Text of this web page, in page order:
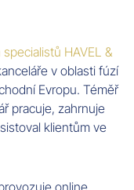
HAVEL &
v oblasti fúzí
Evropu. Téměř
pracuje, zahrnuje
klientům ve
online